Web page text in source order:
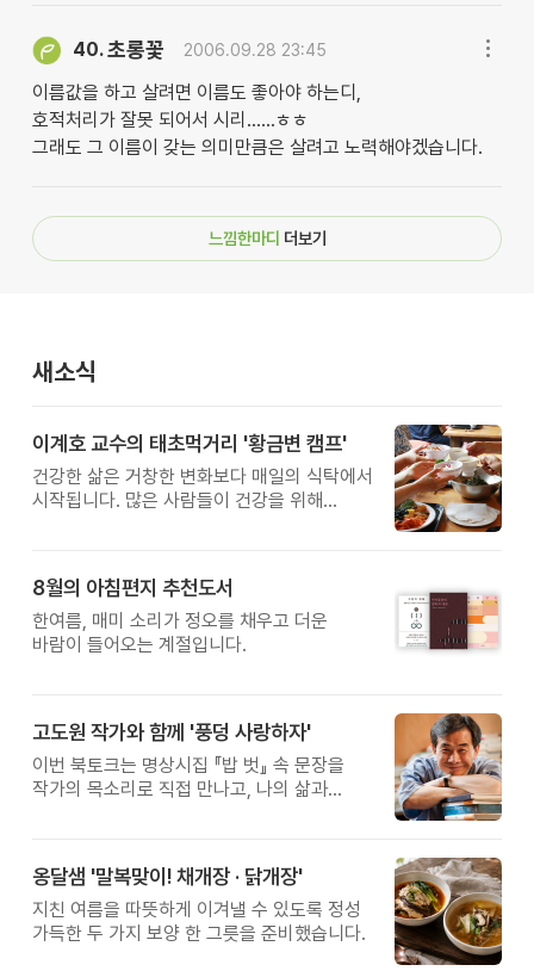
40.초롱꽃 2006.09.28 23:45
이름값을 하고 살려면 이름도 좋아야 하는디,
호적처리가 잘못 되어서 시리......ㅎㅎ
그래도 그 이름이 갖는 의미만큼은 살려고 노력해야겠습니다.
느낌한마디 더보기
새소식
이계호 교수의 태초먹거리 '황금변 캠프'
건강한 삶은 거창한 변화보다 매일의 식탁에서
시작됩니다. 많은 사람들이 건강을 위해
받은 이계호 교수와 함께하는 태초먹거리
황금변 캠프
8월의 아침편지 추천도서
한여름, 매미 소리가 정오를 채우고 더운
바람이 들어오는 계절입니다.
고도원 작가와 함께 '풍덩 사랑하자'
이번 북토크는 명상시집 『밥 벗』 속 문장을
작가의 목소리로 직접 만나고, 나의 삶과
옹달샘 '말복맞이! 채개장 · 닭개장'
지친 여름을 따뜻하게 이겨낼 수 있도록 정성
가득한 두 가지 보양 한 그릇을 준비했습니다.